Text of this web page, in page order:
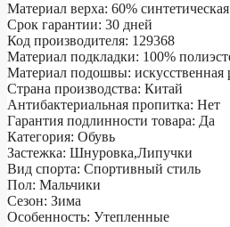
Материал верха: 60%
Срок гарантии: 30 дней
Код производителя: 129368
Материал подкладки: 100%
Материал подошвы: искусственная
Страна производства: Китай
Антибактериальная пропитка: Нет
Гарантия подлинности товара: Да
Категория: Обувь
Застежка: Шнуровка,Липучки
Вид спорта: Спортивный стиль
Пол: Мальчики
Сезон: Зима
Особенность: Утепленные